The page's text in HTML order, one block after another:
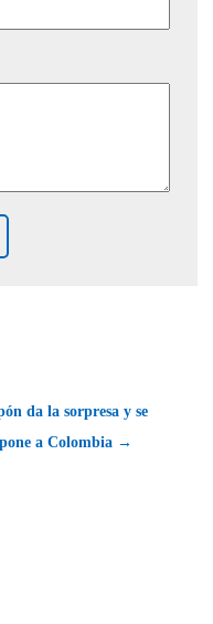
da la sorpresa y se
a Colombia →